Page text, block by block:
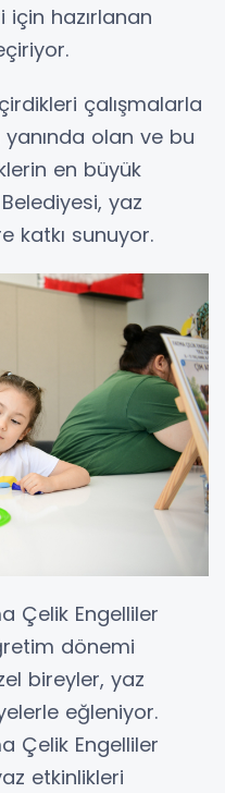
için hazırlanan
çalışmalarla
olan ve bu
en büyük
yaz
katkı sunuyor.
Çelik Engelliler
dönemi
bireyler, yaz
eğleniyor.
Çelik Engelliler
etkinlikleri